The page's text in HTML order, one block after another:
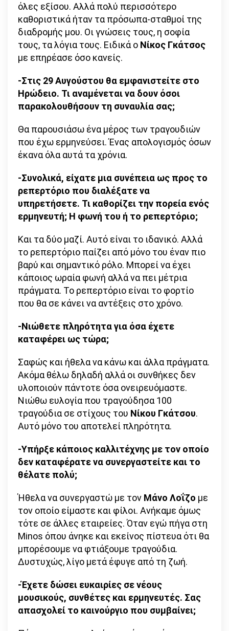
όλες εξίσου. Αλλά πολύ περισσότερο
καθοριστικά ήταν τα πρόσωπα-σταθμοί της
διαδρομής μου. Οι γνώσεις τους, η σοφία
τους, τα λόγια τους. Ειδικά ο Νίκος Γκάτσος
με επηρέασε όσο κανείς.
-Στις 29 Αυγούστου θα εμφανιστείτε στο
Ηρώδειο. Τι αναμένεται να δουν όσοι
παρακολουθήσουν τη συναυλία σας;
Θα παρουσιάσω ένα μέρος των τραγουδιών
που έχω ερμηνεύσει. Ένας απολογισμός όσων
έκανα όλα αυτά τα χρόνια.
-Συνολικά, είχατε μια συνέπεια ως προς το
ρεπερτόριο που διαλέξατε να
υπηρετήσετε. Τι καθορίζει την πορεία ενός
ερμηνευτή; Η φωνή του ή το ρεπερτόριο;
Και τα δύο μαζί. Αυτό είναι το ιδανικό. Αλλά
το ρεπερτόριο παίζει από μόνο του έναν πιο
βαρύ και σημαντικό ρόλο. Μπορεί να έχει
κάποιος ωραία φωνή αλλά να πει μέτρια
πράγματα. Το ρεπερτόριο είναι το φορτίο
που θα σε κάνει να αντέξεις στο χρόνο.
-Νιώθετε πληρότητα για όσα έχετε
καταφέρει ως τώρα;
Σαφώς και ήθελα να κάνω και άλλα πράγματα.
Ακόμα θέλω δηλαδή αλλά οι συνθήκες δεν
υλοποιούν πάντοτε όσα ονειρευόμαστε.
Νιώθω ευλογία που τραγούδησα 100
τραγούδια σε στίχους του Νίκου Γκάτσου.
Αυτό μόνο του αποτελεί πληρότητα.
-Υπήρξε κάποιος καλλιτέχνης με τον οποίο
δεν καταφέρατε να συνεργαστείτε και το
θέλατε πολύ;
Ήθελα να συνεργαστώ με τον Μάνο Λοΐζο με
τον οποίο είμαστε και φίλοι. Ανήκαμε όμως
τότε σε άλλες εταιρείες. Όταν εγώ πήγα στη
Minos όπου άνηκε και εκείνος πίστευα ότι θα
μπορέσουμε να φτιάξουμε τραγούδια.
Δυστυχώς, λίγο μετά έφυγε από τη ζωή.
-Έχετε δώσει ευκαιρίες σε νέους
μουσικούς, συνθέτες και ερμηνευτές. Σας
απασχολεί το καινούργιο που συμβαίνει;